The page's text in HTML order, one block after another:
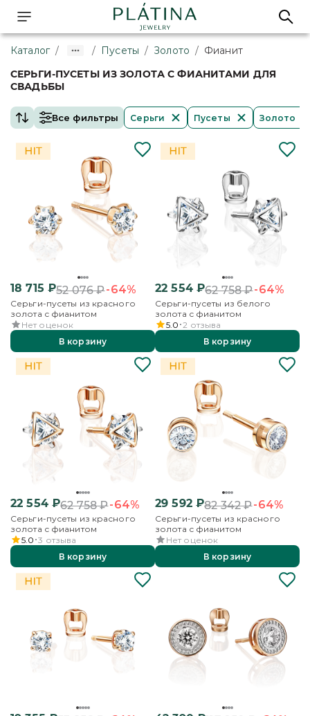
Каталог / / Пусеты / Золото / Фианит
СЕРЬГИ-ПУСЕТЫ ИЗ ЗОЛОТА С ФИАНИТАМИ ДЛЯ
СВАДЬБЫ
Все фильтры Серьги Пусеты Золото
18 715 ₽52 076₽-64%
Серьги-пусеты из красного
золота с фианитом
Нет оценок
В корзину
22 554₽62 758₽-64%
Серьги-пусеты из белого
золота с фианитом
5.0 2 отзыва
В корзину
22 554₽62 758₽-64%
Серьги-пусеты из красного
золота с фианитом
5.0 3 отзыва
В корзину
29 592₽82 342₽-64%
Серьги-пусеты из красного
золота с фианитом
Нет оценок
В корзину